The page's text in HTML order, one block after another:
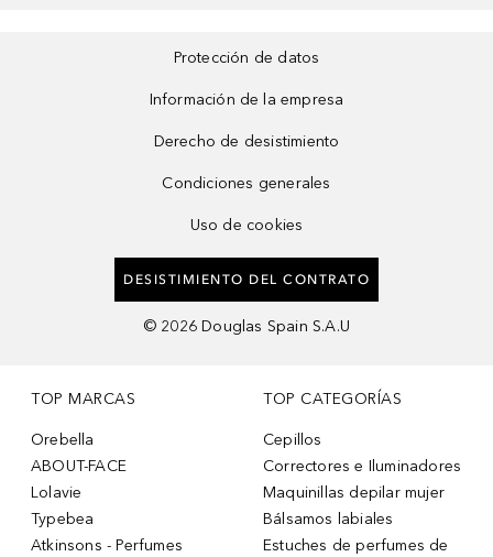
Protección de datos
Información de la empresa
Derecho de desistimiento
Condiciones generales
Uso de cookies
DESISTIMIENTO DEL CONTRATO
© 2026 Douglas Spain S.A.U
TOP MARCAS
Orebella
ABOUT-FACE
Lolavie
Typebea
Atkinsons - Perfumes
TOP CATEGORÍAS
Cepillos
Correctores e Iluminadores
Maquinillas depilar mujer
Bálsamos labiales
Estuches de perfumes de